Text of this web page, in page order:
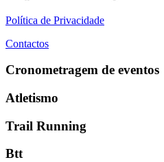
Política de Privacidade
Contactos
Cronometragem de eventos
Atletismo
Trail Running
Btt